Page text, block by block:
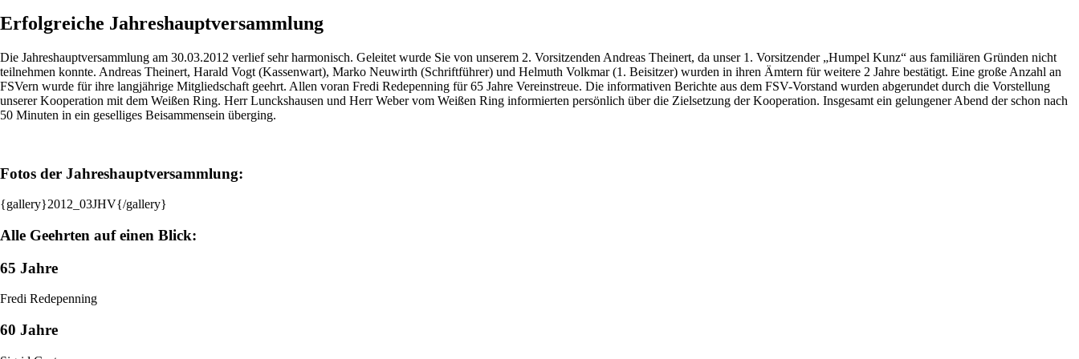
Erfolgreiche Jahreshauptversammlung
Die Jahreshauptversammlung am 30.03.2012 verlief sehr harmonisch. Geleitet wurde Sie von unserem 2. Vorsitzenden Andreas Theinert, da unser 1. Vorsitzender „Humpel Kunz“ aus familiären Gründen nicht
teilnehmen konnte. Andreas Theinert, Harald Vogt (Kassenwart), Marko Neuwirth (Schriftführer) und Helmuth Volkmar (1. Beisitzer) wurden in ihren Ämtern für weitere 2 Jahre bestätigt. Eine große Anzahl an
FSVern wurde für ihre langjährige Mitgliedschaft geehrt. Allen voran Fredi Redepenning für 65 Jahre Vereinstreue. Die informativen Berichte aus dem FSV-Vorstand wurden abgerundet durch die Vorstellung
unserer Kooperation mit dem Weißen Ring. Herr Lunckshausen und Herr Weber vom Weißen Ring informierten persönlich über die Zielsetzung der Kooperation. Insgesamt ein gelungener Abend der schon nach
50 Minuten in ein geselliges Beisammensein überging.
Fotos der Jahreshauptversammlung:
{gallery}2012_03JHV{/gallery}
Alle Geehrten auf einen Blick:
65 Jahre
Fredi Redepenning
60 Jahre